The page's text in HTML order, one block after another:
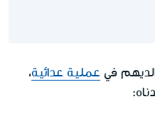
في عملية عدائية،